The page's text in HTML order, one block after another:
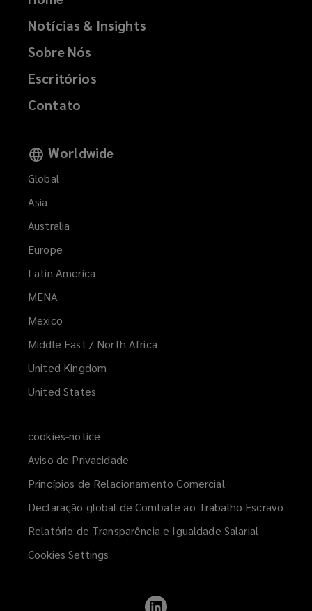
Notícias & Insights
Sobre Nós
Escritórios
Contato
Worldwide
Global
Asia
Australia
Europe
Latin America
MENA
window)
Mexico
Middle East / North Africa
United Kingdom
United States
cookies-notice
Aviso de Privacidade
Princípios de Relacionamento Comercial
Declaração global de Combate ao Trabalho Escravo
Relatório de Transparência e Igualdade Salarial
Cookies Settings